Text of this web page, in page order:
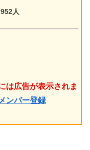
952人
は広告が表示されま
メンバー登録